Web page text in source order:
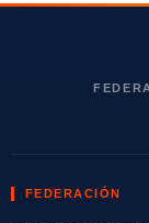
FEDERACIÓN